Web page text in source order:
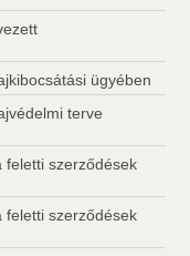
ügyében
terve
feletti szerződések
feletti szerződések